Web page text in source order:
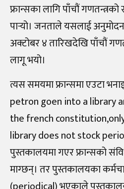
फ्रान्सका लागि पाँचौं
पार्‍यो। जनताले यसलाई
अक्टोबर ४ तारिखदेखि पाँचौं
लागू भयो।
त्यस समयमा फ्रान्समा एउटा
petron goen into a library
the french
library does not stock
पुस्तकालयमा गएर फ्रान्सको
माग्छन्। तर पुस्तकालयका